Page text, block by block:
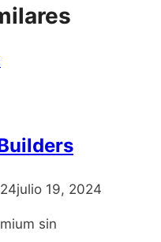
julio 19, 2024
sin